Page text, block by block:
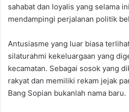
sahabat dan loyalis yang selama
mendampingi perjalanan politik
Antusiasme yang luar biasa
silaturahmi kekeluargaan yang
kecamatan. Sebagai sosok yang
rakyat dan memiliki rekam jejak
Bang Sopian bukanlah nama baru.